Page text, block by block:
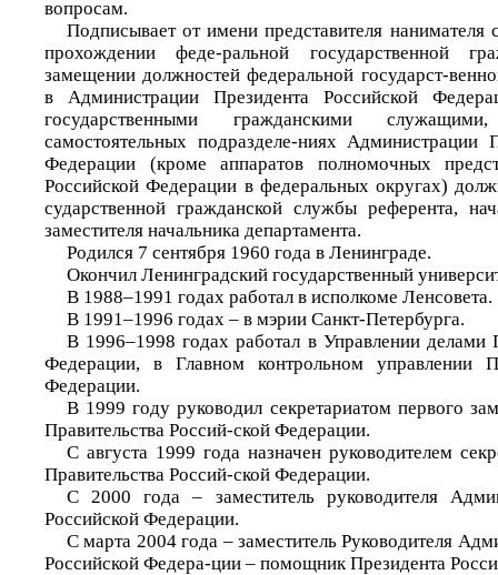
вопросам.
Подписывает от имени представителя нанимателя
прохождении феде-ральной государственной
замещении должностей федеральной государст-
в Администрации Президента Российской
государственными гражданскими
самостоятельных подразделе-ниях Администрации
Федерации (кроме аппаратов полномочных
Российской Федерации в федеральных округах)
сударственной гражданской службы референта,
заместителя начальника департамента.
Родился 7 сентября 1960 года в Ленинграде.
Окончил Ленинградский государственный
В 1988–1991 годах работал в исполкоме Ленсовета.
В 1991–1996 годах – в мэрии Санкт-Петербурга.
В 1996–1998 годах работал в Управлении делами
Федерации, в Главном контрольном управлении
Федерации.
В 1999 году руководил секретариатом первого
Правительства Россий-ской Федерации.
С августа 1999 года назначен руководителем
Правительства Россий-ской Федерации.
С 2000 года – заместитель руководителя
Российской Федерации.
С марта 2004 года – заместитель Руководителя
Российской Федера-ции – помощник Президента